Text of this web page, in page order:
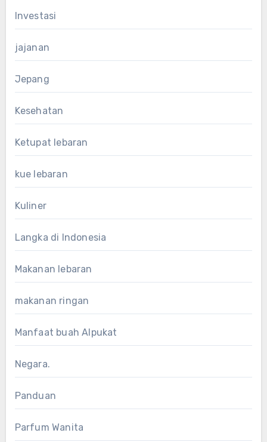
Investasi
jajanan
Jepang
Kesehatan
Ketupat lebaran
kue lebaran
Kuliner
Langka di Indonesia
Makanan lebaran
makanan ringan
Manfaat buah Alpukat
Negara.
Panduan
Parfum Wanita